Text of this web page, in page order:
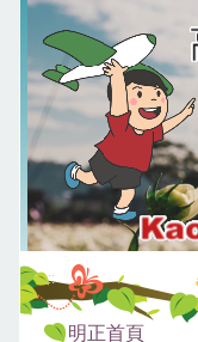
:::
明正首頁